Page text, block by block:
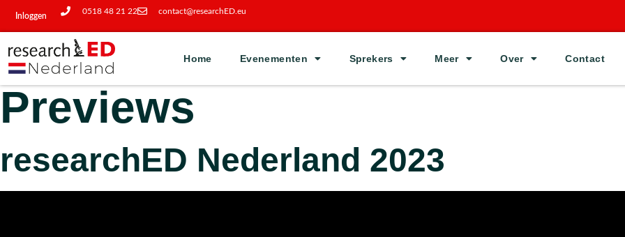
Inloggen
0518 48 21 22 contact@researchED.eu
Home Evenementen Sprekers Meer Over Contact
Previews
researchED Nederland 2023